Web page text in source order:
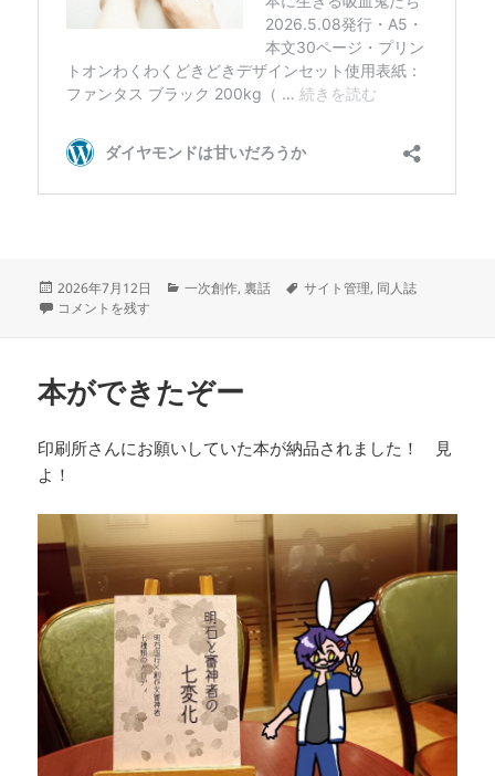
投
稿
2026年7月12日
カ
一次創作,裏話
タ
サイト管理, 同人誌
どうして紙の同人誌を作るかって？ に
コメントを残す
本ができたぞー
印刷所さんにお願いしていた本が納品されました！ 見
よ！